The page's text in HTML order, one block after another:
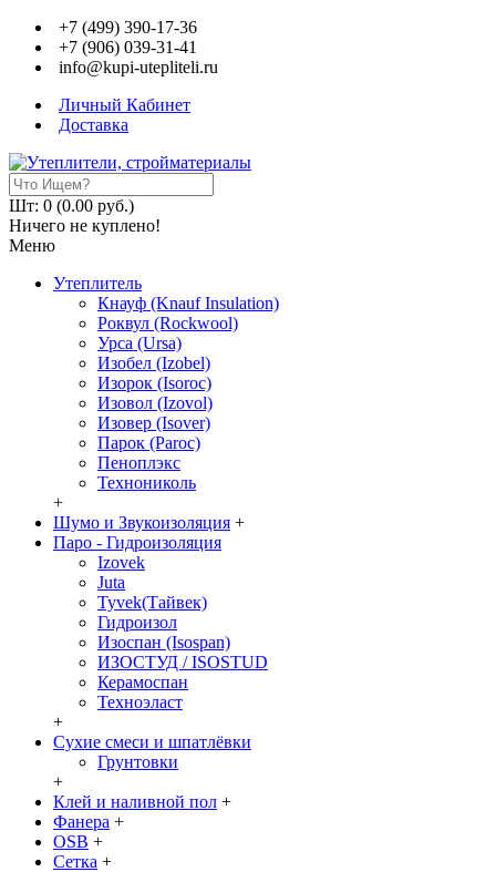
+7 (499) 390-17-36
+7 (906) 039-31-41
info@kupi-utepliteli.ru
Личный Кабинет
Доставка
Шт: 0 (0.00 руб.)
Ничего не куплено!
Меню
Утеплитель
Кнауф (Knauf Insulation)
Роквул (Rockwool)
Урса (Ursa)
Изобел (Izobel)
Изорок (Isoroc)
Изовол (Izovol)
Изовер (Isover)
Парок (Paroс)
Пеноплэкс
Технониколь
+
Шумо и Звукоизоляция +
Паро - Гидроизоляция
Izovek
Juta
Tyvek(Тайвек)
Гидроизол
Изоспан (Isospan)
ИЗОСТУД / ISOSTUD
Керамоспан
Техноэласт
+
Сухие смеси и шпатлёвки
Грунтовки
+
Клей и наливной пол +
Фанера +
OSB +
Сетка +